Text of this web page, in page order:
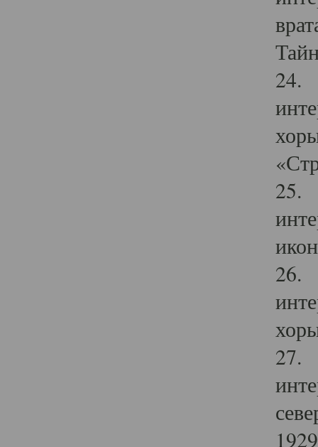
24.
25.
26.
27.